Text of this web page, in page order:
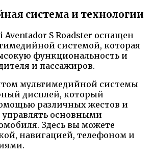
система и технологии
Aventador S Roadster оснащен
системой, которая
функциональность и
и пассажиров.
мультимедийной системы
дисплей, который
различных жестов и
управлять основными
Здесь вы можете
навигацией, телефоном и